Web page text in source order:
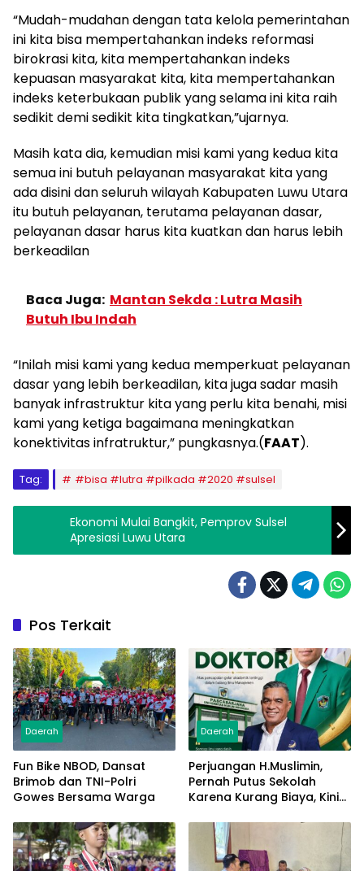
“Mudah-mudahan dengan tata kelola pemerintahan
ini kita bisa mempertahankan indeks reformasi
birokrasi kita, kita mempertahankan indeks
kepuasan masyarakat kita, kita mempertahankan
indeks keterbukaan publik yang selama ini kita raih
sedikit demi sedikit kita tingkatkan,”ujarnya.
Masih kata dia, kemudian misi kami yang kedua kita
semua ini butuh pelayanan masyarakat kita yang
ada disini dan seluruh wilayah Kabupaten Luwu Utara
itu butuh pelayanan, terutama pelayanan dasar,
pelayanan dasar harus kita kuatkan dan harus lebih
berkeadilan
Baca Juga: Mantan Sekda : Lutra Masih
Butuh Ibu Indah
“Inilah misi kami yang kedua memperkuat pelayanan
dasar yang lebih berkeadilan, kita juga sadar masih
banyak infrastruktur kita yang perlu kita benahi, misi
kami yang ketiga bagaimana meningkatkan
konektivitas infratruktur,” pungkasnya.(FAAT).
Tag: #bisa #lutra #pilkada #2020 #sulsel
Ekonomi Mulai Bangkit, Pemprov Sulsel
Apresiasi Luwu Utara
Pos Terkait
Daerah
Fun Bike NBOD, Dansat
Brimob dan TNI-Polri
Gowes Bersama Warga
Daerah
Perjuangan H.Muslimin,
Pernah Putus Sekolah
Karena Kurang Biaya, Kini
Manajemen